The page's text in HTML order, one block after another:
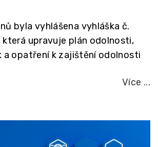
byla vyhlášena vyhláška č.
která upravuje plán odolnosti,
a opatření k zajištění odolnosti
Více ...